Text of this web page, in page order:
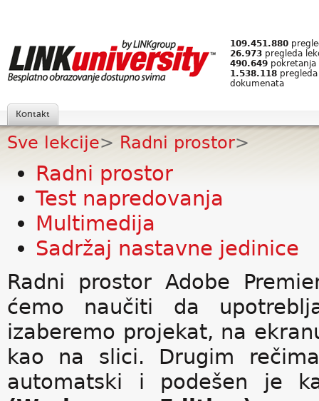
109.451.880
26.973 pregleda
490.649 pokretanja
1.538.118
dokumenata
Kontakt
Sve lekcije> Radni prostor>
Radni prostor
Test napredovanja
Multimedija
Sadržaj nastavne jedinice
Radni prostor Adobe
ćemo naučiti da
izaberemo projekat, na
kao na slici. Drugim
automatski i podešen je